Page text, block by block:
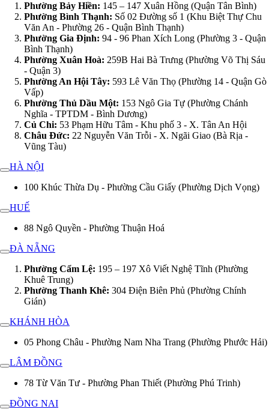
Phường Bảy Hiền: 145 – 147 Xuân Hồng (Quận Tân Bình)
Phường Bình Thạnh: Số 02 Đường số 1 (Khu Biệt Thự Chu
Văn An - Phường 26 - Quận Bình Thạnh)
Phường Gia Định: 94 - 96 Phan Xích Long (Phường 3 - Quận
Bình Thạnh)
Phường Xuân Hoà: 259B Hai Bà Trưng (Phường Võ Thị Sáu
- Quận 3)
Phường An Hội Tây: 593 Lê Văn Thọ (Phường 14 - Quận Gò
Vấp)
Phường Thủ Dầu Một: 153 Ngô Gia Tự (Phường Chánh
Nghĩa - TPTDM - Bình Dương)
Củ Chi: 53 Phạm Hữu Tâm - Khu phố 3 - X. Tân An Hội
Châu Đức: 22 Nguyễn Văn Trỗi - X. Ngãi Giao (Bà Rịa -
Vũng Tàu)
HÀ NỘI
100 Khúc Thừa Dụ - Phường Cầu Giấy (Phường Dịch Vọng)
HUẾ
88 Ngô Quyền - Phường Thuận Hoá
ĐÀ NẴNG
Phường Cẩm Lệ: 195 – 197 Xô Viết Nghệ Tĩnh (Phường
Khuê Trung)
Phường Thanh Khê: 304 Điện Biên Phủ (Phường Chính
Gián)
KHÁNH HÒA
05 Phong Châu - Phường Nam Nha Trang (Phường Phước Hải)
LÂM ĐỒNG
78 Từ Văn Tư - Phường Phan Thiết (Phường Phú Trinh)
ĐỒNG NAI